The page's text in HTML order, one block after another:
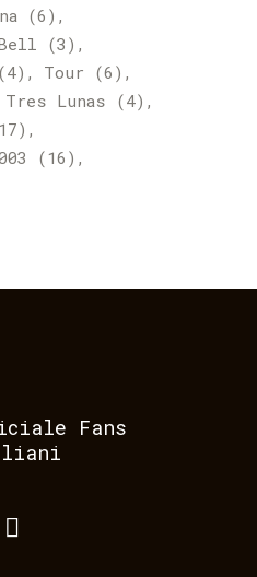
(6)
(3)
Tour (6)
Tres Lunas (4)
(16)
Fans